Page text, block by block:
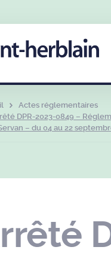
Actes réglementaires
DPR-2023-0849 –
– du 04 au 22